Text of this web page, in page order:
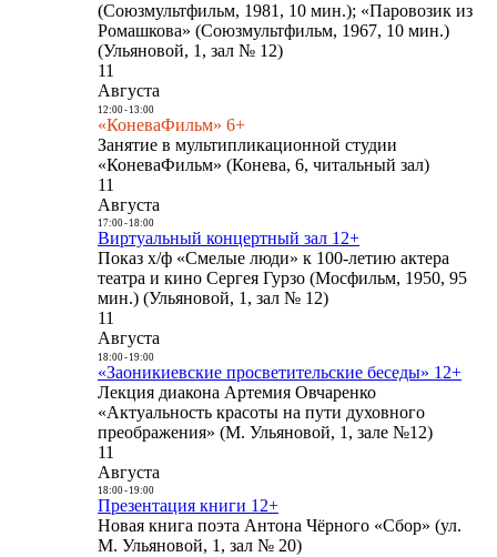
(Союзмультфильм, 1981, 10 мин.); «Паровозик из
Ромашкова» (Союзмультфильм, 1967, 10 мин.)
(Ульяновой, 1, зал № 12)
11
Августа
12:00- 13:00
«КоневаФильм» 6+
Занятие в мультипликационной студии
«КоневаФильм» (Конева, 6, читальный зал)
11
Августа
17:00- 18:00
Виртуальный концертный зал 12+
Показ х/ф «Смелые люди» к 100-летию актера
театра и кино Сергея Гурзо (Мосфильм, 1950, 95
мин.) (Ульяновой, 1, зал № 12)
11
Августа
18:00- 19:00
«Заоникиевские просветительские беседы» 12+
Лекция диакона Артемия Овчаренко
«Актуальность красоты на пути духовного
преображения» (М. Ульяновой, 1, зале №12)
11
Августа
18:00- 19:00
Презентация книги 12+
Новая книга поэта Антона Чёрного «Сбор» (ул.
М. Ульяновой, 1, зал № 20)